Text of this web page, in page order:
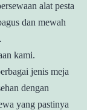
alat pesta
dan mewah
kami.
jenis meja
dengan
yang pastinya